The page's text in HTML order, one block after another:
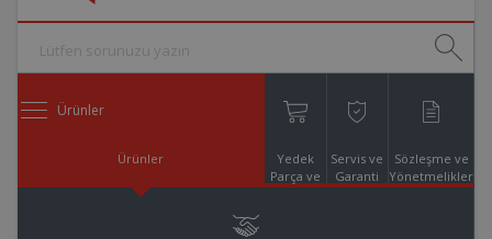
Ürünler
Ürünler
Yedek
Parça ve
Servis ve
Garanti
Sözleşme ve
Yönetmelikler